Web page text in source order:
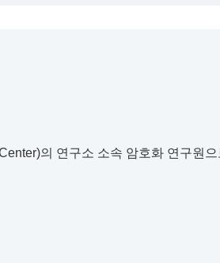
의 연구소 소속 암호화 연구원으